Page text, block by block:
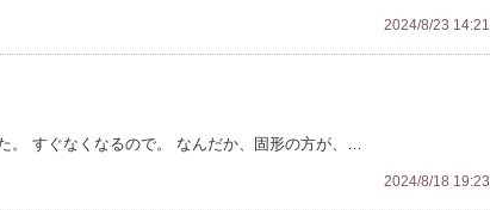
2024/8/23 14:21
。 すぐなくなるので。 なんだか、固形の方が、…
2024/8/18 19:23